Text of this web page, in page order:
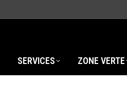
SERVICES ZONE VERTE